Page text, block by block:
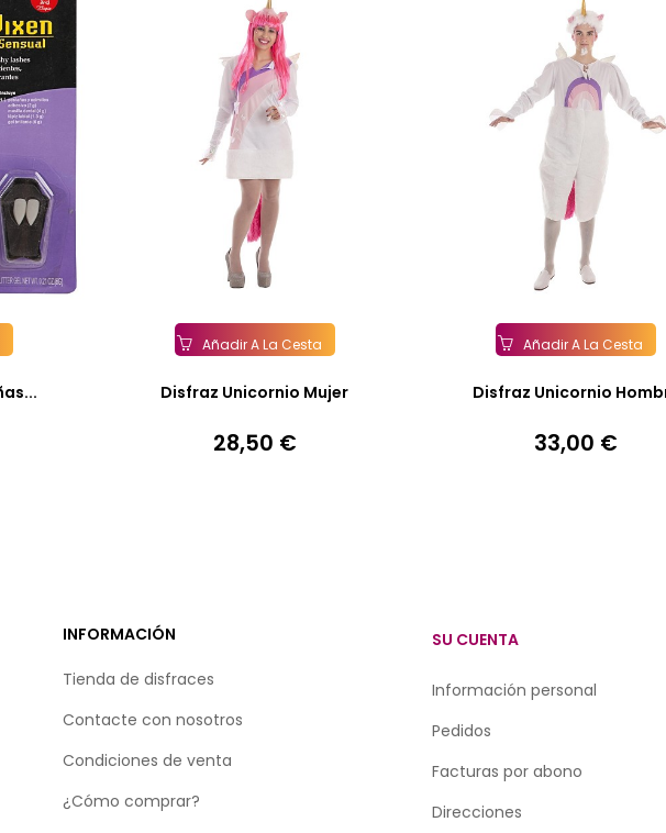
Añadir A La Cesta
Disfraz Unicornio Mujer
Precio
28,50 €
Añadir A La Cesta
Disfraz Unicornio
Precio
33,00 €
INFORMACIÓN
Tienda de disfraces
Contacte con nosotros
Condiciones de venta
¿Cómo comprar?
SU CUENTA
Información personal
Pedidos
Facturas por abono
Direcciones